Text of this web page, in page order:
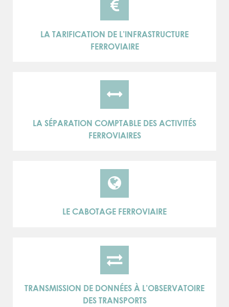
LA TARIFICATION DE L’INFRASTRUCTURE
FERROVIAIRE
LA SÉPARATION COMPTABLE DES ACTIVITÉS
FERROVIAIRES
LE CABOTAGE FERROVIAIRE
TRANSMISSION DE DONNÉES À L’OBSERVATOIRE
DES TRANSPORTS